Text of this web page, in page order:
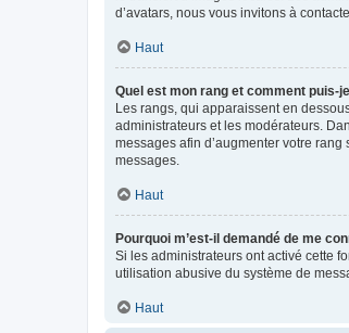
d’avatars, nous vous invitons à
Haut
Quel est mon rang et comment puis-
Les rangs, qui apparaissent en
administrateurs et les modérateurs.
messages afin d’augmenter votre
messages.
Haut
Pourquoi m’est-il demandé de me
Si les administrateurs ont activé cette
utilisation abusive du système de
Haut